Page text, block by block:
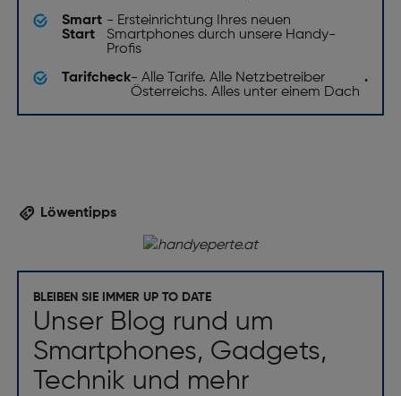
Gyroskop: Nein
Orientierungssensor: Nein
Annäherungssensor: Ja
Anti-Fingerprint Oberfläche: Nein
High Dynamic Range Video Unterstützung: Ja
Bildschirmdiagonale ["]: 6.7
Bildschirmauflösung [Pixel]: 1080 x 2340
Smart
Start
- Ersteinrichtung Ihres neuen
Smartphones durch unsere Handy-
Profis
Tarifcheck- Alle Tarife. Alle Netzbetreiber
Österreichs. Alles unter einem Dach
.
Löwentipps
BLEIBEN SIE IMMER UP TO DATE
Unser Blog rund um
Smartphones, Gadgets,
Technik und mehr